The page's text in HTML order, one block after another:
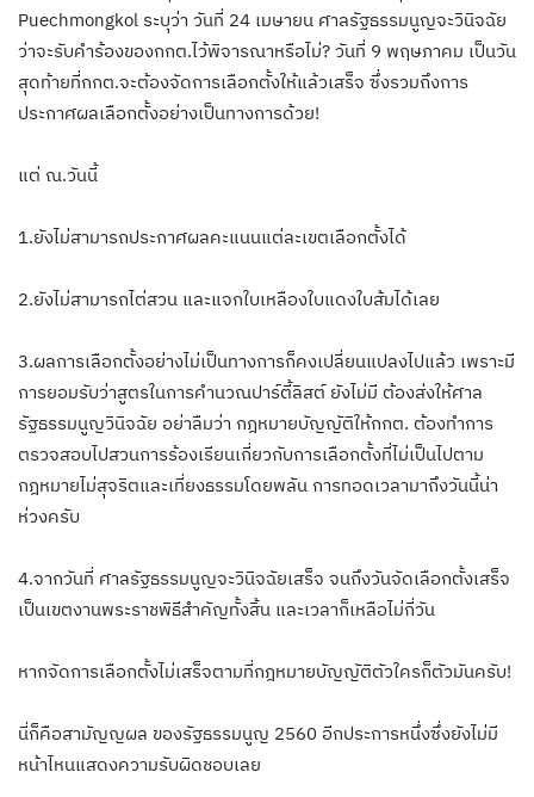
Puechmongkol ระบุว่า วันที่ 24 เมษายน ศาลรัฐธรรมนูญจะวินิจฉัย
ว่าจะรับคำร้องของกกต.ไว้พิจารณาหรือไม่? วันที่ 9 พฤษภาคม เป็นวัน
สุดท้ายที่กกต.จะต้องจัดการเลือกตั้งให้แล้วเสร็จ ซึ่งรวมถึงการ
ประกาศผลเลือกตั้งอย่างเป็นทางการด้วย!
แต่ ณ.วันนี้
1.ยังไม่สามารถประกาศผลคะแนนแต่ละเขตเลือกตั้งได้
2.ยังไม่สามารถไต่สวน และแจกใบเหลืองใบแดงใบส้มได้เลย
3.ผลการเลือกตั้งอย่างไม่เป็นทางการก็คงเปลี่ยนแปลงไปแล้ว เพราะมี
การยอมรับว่าสูตรในการคำนวณปาร์ตี้ลิสต์ ยังไม่มี ต้องส่งให้ศาล
รัฐธรรมนูญวินิจฉัย อย่าลืมว่า กฎหมายบัญญัติให้กกต. ต้องทำการ
ตรวจสอบไปสวนการร้องเรียนเกี่ยวกับการเลือกตั้งที่ไม่เป็นไปตาม
กฎหมายไม่สุจริตและเที่ยงธรรมโดยพลัน การทอดเวลามาถึงวันนี้น่า
ห่วงครับ
4.จากวันที่ ศาลรัฐธรรมนูญจะวินิจฉัยเสร็จ จนถึงวันจัดเลือกตั้งเสร็จ
เป็นเขตงานพระราชพิธีสำคัญทั้งสิ้น และเวลาก็เหลือไม่กี่วัน
หากจัดการเลือกตั้งไม่เสร็จตามที่กฎหมายบัญญัติตัวใครก็ตัวมันครับ!
นี่ก็คือสามัญญผล ของรัฐธรรมนูญ 2560 อีกประการหนึ่งซึ่งยังไม่มี
หน้าไหนแสดงความรับผิดชอบเลย